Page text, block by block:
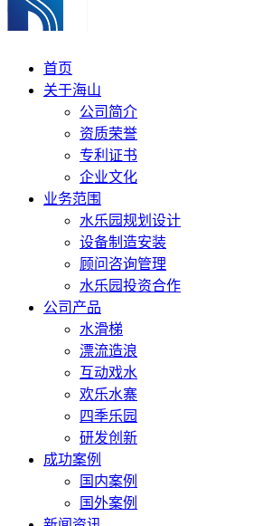
首页
关于海山
公司简介
资质荣誉
专利证书
企业文化
业务范围
水乐园规划设计
设备制造安装
顾问咨询管理
水乐园投资合作
公司产品
水滑梯
漂流造浪
互动戏水
欢乐水寨
四季乐园
研发创新
成功案例
国内案例
国外案例